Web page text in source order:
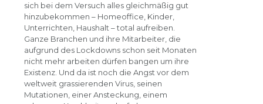
sich bei dem Versuch alles gleichmäßig gut
hinzubekommen – Homeoffice, Kinder,
Unterrichten, Haushalt – total aufreiben.
Ganze Branchen und ihre Mitarbeiter, die
aufgrund des Lockdowns schon seit Monaten
nicht mehr arbeiten dürfen bangen um ihre
Existenz. Und da ist noch die Angst vor dem
weltweit grassierenden Virus, seinen
Mutationen, einer Ansteckung, einem